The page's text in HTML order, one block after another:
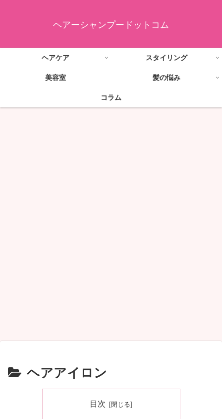
ヘアーシャンプードットコム
ヘアケア スタイリング
美容室 髪の悩み
コラム
ヘアアイロン
目次